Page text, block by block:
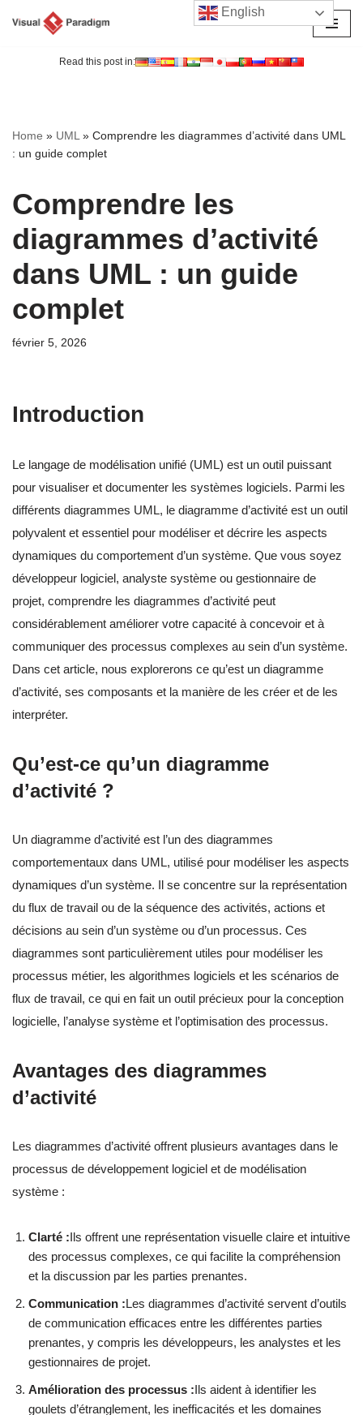
Read this post in:
Home » UML» Comprendre les diagrammes d’activité dans UML
: un guide complet
Comprendre les
diagrammes d’activité
dans UML : un guide
complet
février 5, 2026
Introduction
Le langage de modélisation unifié (UML) est un outil puissant
pour visualiser et documenter les systèmes logiciels. Parmi les
différents diagrammes UML, le diagramme d’activité est un outil
polyvalent et essentiel pour modéliser et décrire les aspects
dynamiques du comportement d’un système. Que vous soyez
développeur logiciel, analyste système ou gestionnaire de
projet, comprendre les diagrammes d’activité peut
considérablement améliorer votre capacité à concevoir et à
communiquer des processus complexes au sein d’un système.
Dans cet article, nous explorerons ce qu’est un diagramme
d’activité, ses composants et la manière de les créer et de les
interpréter.
Qu’est-ce qu’un diagramme
d’activité ?
Un diagramme d’activité est l’un des diagrammes
comportementaux dans UML, utilisé pour modéliser les aspects
dynamiques d’un système. Il se concentre sur la représentation
du flux de travail ou de la séquence des activités, actions et
décisions au sein d’un système ou d’un processus. Ces
diagrammes sont particulièrement utiles pour modéliser les
processus métier, les algorithmes logiciels et les scénarios de
flux de travail, ce qui en fait un outil précieux pour la conception
logicielle, l’analyse système et l’optimisation des processus.
Avantages des diagrammes
d’activité
Les diagrammes d’activité offrent plusieurs avantages dans le
processus de développement logiciel et de modélisation
système :
Clarté :Ils offrent une représentation visuelle claire et intuitive
des processus complexes, ce qui facilite la compréhension
et la discussion par les parties prenantes.
Communication :Les diagrammes d’activité servent d’outils
de communication efficaces entre les différentes parties
prenantes, y compris les développeurs, les analystes et les
gestionnaires de projet.
Amélioration des processus :Ils aident à identifier les
goulets d’étranglement, les inefficacités et les domaines
English